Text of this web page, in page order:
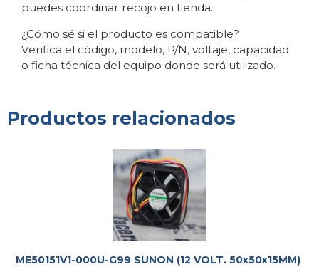
puedes coordinar recojo en tienda.
¿Cómo sé si el producto es compatible?
Verifica el código, modelo, P/N, voltaje, capacidad
o ficha técnica del equipo donde será utilizado.
Productos relacionados
ME50151V1-000U-G99 SUNON (12 VOLT. 50x50x15MM)